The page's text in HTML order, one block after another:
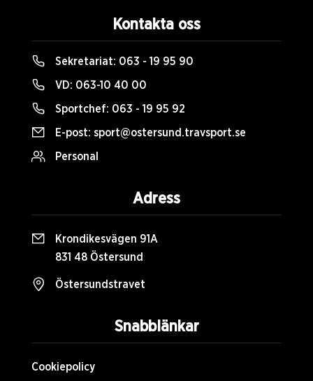
Snabblänkar
Cookiepolicy
Kontakta oss
Sekretariat: 063 - 19 95 90
VD: 063-10 40 00
Sportchef: 063 - 19 95 92
E-post: sport@ostersund.travsport.se
Personal
Adress
Krondikesvägen 91A
831 48 Östersund
Östersundstravet